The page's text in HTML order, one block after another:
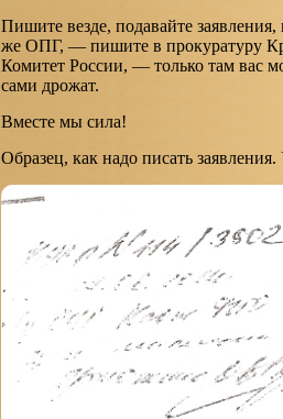
Пишите везде, подавайте
же ОПГ, — пишите в прокуратуру
Комитет России, — только там вас
сами дрожат.
Вместе мы сила!
Образец, как надо писать